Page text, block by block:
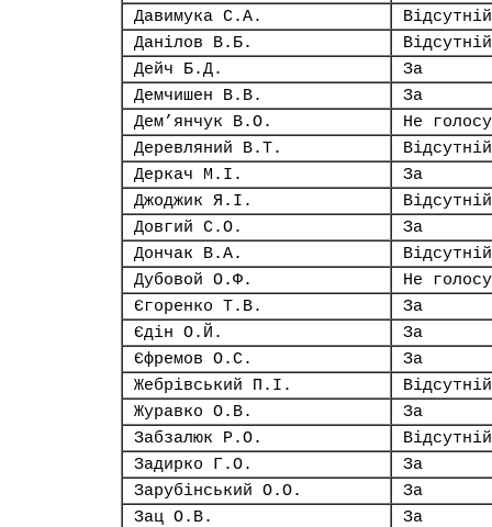
Давимука С.А.
Відсутній
Данілов В.Б.
Відсутній
Дейч Б.Д.
За
Демчишен В.В.
За
Дем’янчук В.О.
Не
Деревляний В.Т.
Відсутній
Деркач М.І.
За
Джоджик Я.І.
Відсутній
Довгий С.О.
За
Дончак В.А.
Відсутній
Дубовой О.Ф.
Не
Єгоренко Т.В.
За
Єдін О.Й.
За
Єфремов О.С.
За
Жебрівський П.І.
Відсутній
Журавко О.В.
За
Забзалюк Р.О.
Відсутній
Задирко Г.О.
За
Зарубінський О.О.
За
Зац О.В.
За